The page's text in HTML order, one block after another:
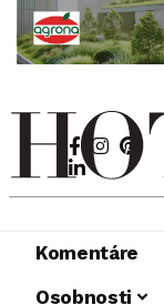
Komentáre
Osobnosti